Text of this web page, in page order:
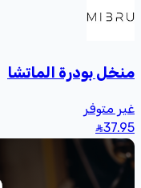
منخل بودرة الماتشا
غير متوفر
37.95